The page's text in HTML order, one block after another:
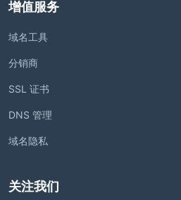
增值服务
域名工具
分销商
SSL 证书
DNS 管理
域名隐私
关注我们